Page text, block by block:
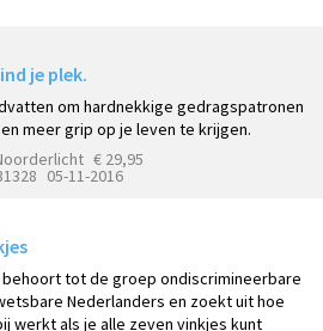
je plek.
om hardnekkige gedragspatronen
meer grip op je leven te krijgen.
€ 29,95
05-11-2016
behoort tot de groep ondiscrimineerbare
Nederlanders en zoekt uit hoe
werkt als je alle zeven vinkjes kunt